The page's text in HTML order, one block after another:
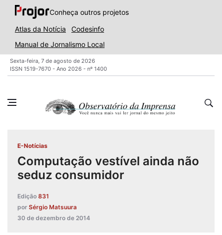
Conheça outros projetos
Atlas da Notícia
Codesinfo
Manual de Jornalismo Local
Sexta-feira, 7 de agosto de 2026
ISSN 1519-7670 - Ano 2026 - nº 1400
E-Notícias
Computação vestível ainda não
seduz consumidor
Edição 831
por Sérgio Matsuura
30 de dezembro de 2014